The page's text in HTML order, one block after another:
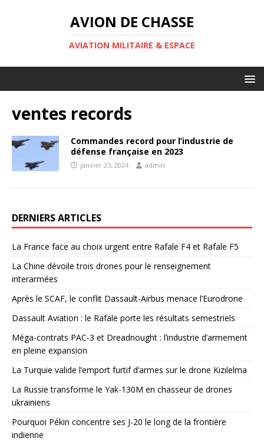
AVION DE CHASSE
AVIATION MILITAIRE & ESPACE
ventes records
Commandes record pour l’industrie de
défense française en 2023
janvier 25, 2024 admin
DERNIERS ARTICLES
La France face au choix urgent entre Rafale F4 et Rafale F5
La Chine dévoile trois drones pour le renseignement
interarmées
Après le SCAF, le conflit Dassault-Airbus menace l’Eurodrone
Dassault Aviation : le Rafale porte les résultats semestriels
Méga-contrats PAC-3 et Dreadnought : l’industrie d’armement
en pleine expansion
La Turquie valide l’emport furtif d’armes sur le drone Kızılelma
La Russie transforme le Yak-130M en chasseur de drones
ukrainiens
Pourquoi Pékin concentre ses J-20 le long de la frontière
indienne